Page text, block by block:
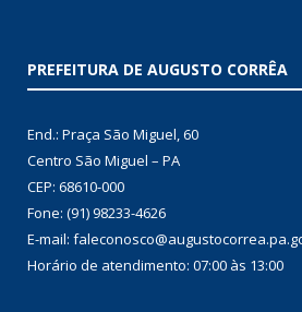
PREFEITURA DE AUGUSTO CORRÊA
End.: Praça São Miguel, 60
Centro São Miguel – PA
CEP: 68610-000
Fone: (91) 98233-4626
E-mail:
Horário de atendimento: 07:00 às 13:00